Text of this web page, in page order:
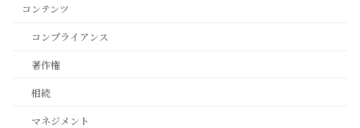
コンテンツ
コンプライアンス
著作権
相続
マネジメント